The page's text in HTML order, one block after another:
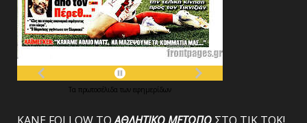
Τα πρωτοσέλιδα των εφημερίδων